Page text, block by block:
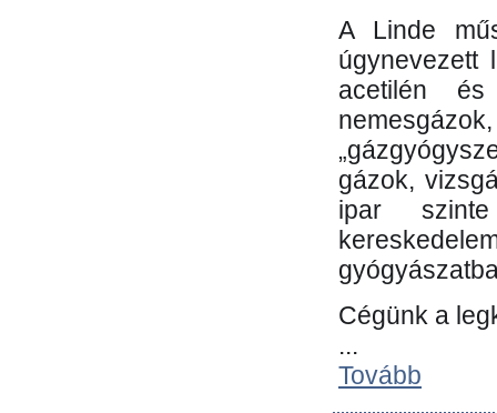
A Linde
úgynevezett
acetilén és
gázok,
ipar
Cégünk a
...
Tovább